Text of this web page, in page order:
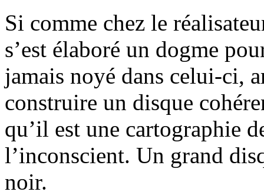
Si comme chez le
s’est élaboré un dogme
jamais noyé dans celui-ci,
construire un disque
qu’il est une cartographie
l’inconscient. Un grand
noir.